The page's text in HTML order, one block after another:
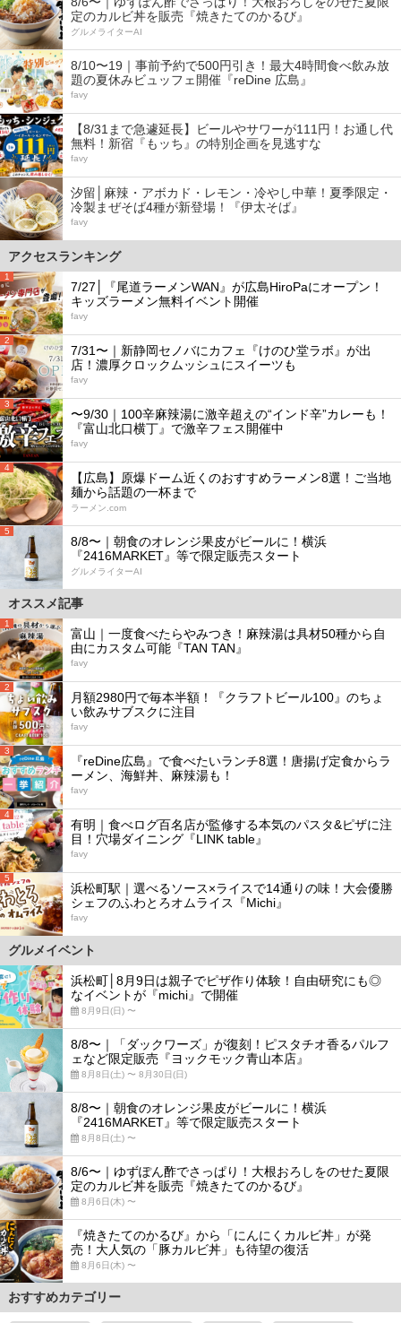
定のカルビ丼を販売『焼きたてのかるび』
グルメライターAI
8/10〜19｜事前予約で500円引き！最大4時間食べ飲み放
題の夏休みビュッフェ開催『reDine 広島』
favy
【8/31まで急遽延長】ビールやサワーが111円！お通し代
無料！新宿『もッち』の特別企画を見逃すな
favy
汐留│麻辣・アボカド・レモン・冷やし中華！夏季限定・
冷製まぜそば4種が新登場！『伊太そば』
favy
アクセスランキング
1
7/27│『尾道ラーメンWAN』が広島HiroPaにオープン！
キッズラーメン無料イベント開催
favy
2
7/31〜｜新静岡セノバにカフェ『けのひ堂ラボ』が出
店！濃厚クロックムッシュにスイーツも
favy
3
〜9/30｜100辛麻辣湯に激辛超えの“インド辛”カレーも！
『富山北口横丁』で激辛フェス開催中
favy
4
【広島】原爆ドーム近くのおすすめラーメン8選！ご当地
麺から話題の一杯まで
ラーメン.com
5
8/8〜｜朝食のオレンジ果皮がビールに！横浜
『2416MARKET』等で限定販売スタート
グルメライターAI
オススメ記事
1
富山｜一度食べたらやみつき！麻辣湯は具材50種から自
由にカスタム可能『TAN TAN』
favy
2
月額2980円で毎本半額！『クラフトビール100』のちょ
い飲みサブスクに注目
favy
3
『reDine広島』で食べたいランチ8選！唐揚げ定食からラ
ーメン、海鮮丼、麻辣湯も！
favy
4
有明｜食べログ百名店が監修する本気のパスタ&ピザに注
目！穴場ダイニング『LINK table』
favy
5
浜松町駅｜選べるソース×ライスで14通りの味！大会優勝
シェフのふわとろオムライス『Michi』
favy
グルメイベント
浜松町│8月9日は親子でピザ作り体験！自由研究にも◎
なイベントが『michi』で開催
8月9日(日) 〜
8/8〜｜「ダックワーズ」が復刻！ピスタチオ香るパルフ
ェなど限定販売『ヨックモック青山本店』
8月8日(土) 〜 8月30日(日)
8/8〜｜朝食のオレンジ果皮がビールに！横浜
『2416MARKET』等で限定販売スタート
8月8日(土) 〜
8/6〜｜ゆずぽん酢でさっぱり！大根おろしをのせた夏限
定のカルビ丼を販売『焼きたてのかるび』
8月6日(木) 〜
『焼きたてのかるび』から「にんにくカルビ丼」が発
売！大人気の「豚カルビ丼」も待望の復活
8月6日(木) 〜
おすすめカテゴリー